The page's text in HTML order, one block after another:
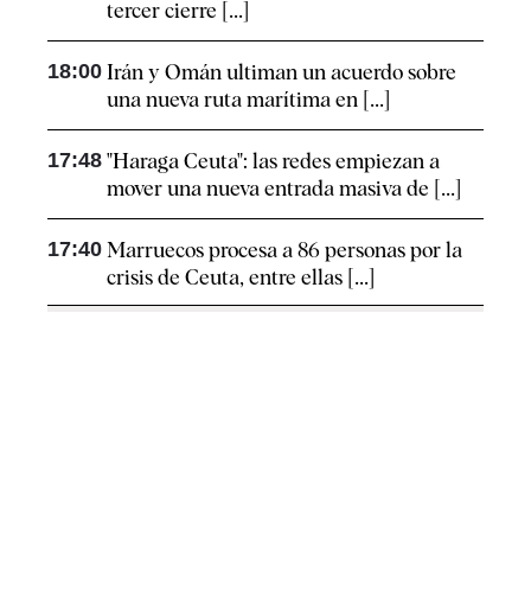
tercer cierre [...]
18:00 Irán y Omán ultiman un acuerdo sobre
una nueva ruta marítima en [...]
17:48 "Haraga Ceuta": las redes empiezan a
mover una nueva entrada masiva de [...]
17:40 Marruecos procesa a 86 personas por la
crisis de Ceuta, entre ellas [...]